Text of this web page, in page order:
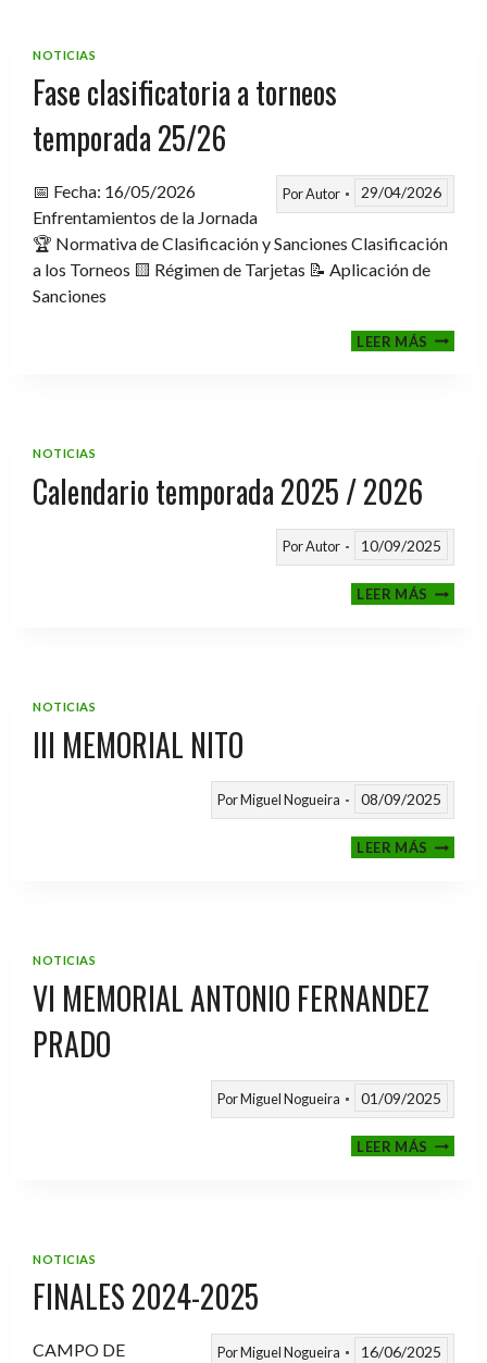
NOTICIAS
Fase clasificatoria a torneos
temporada 25/26
PorAutor 29/04/2026
📅 Fecha: 16/05/2026
Enfrentamientos de la Jornada
🏆 Normativa de Clasificación y Sanciones Clasificación
a los Torneos 🟨 Régimen de Tarjetas 📝 Aplicación de
Sanciones
LEER MÁSFASE
NOTICIAS
Calendario temporada 2025 / 2026
PorAutor 10/09/2025
LEER MÁS
NOTICIAS
III MEMORIAL NITO
PorMiguel Nogueira 08/09/2025
LEER MÁSIII
NOTICIAS
VI MEMORIAL ANTONIO FERNANDEZ
PRADO
PorMiguel Nogueira 01/09/2025
LEER MÁSVI
NOTICIAS
FINALES 2024-2025
PorMiguel Nogueira 16/06/2025
CAMPO DE